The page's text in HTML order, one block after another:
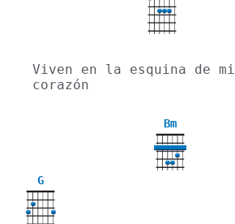
X
Viven en la esquina de mi
corazón
Bm
G